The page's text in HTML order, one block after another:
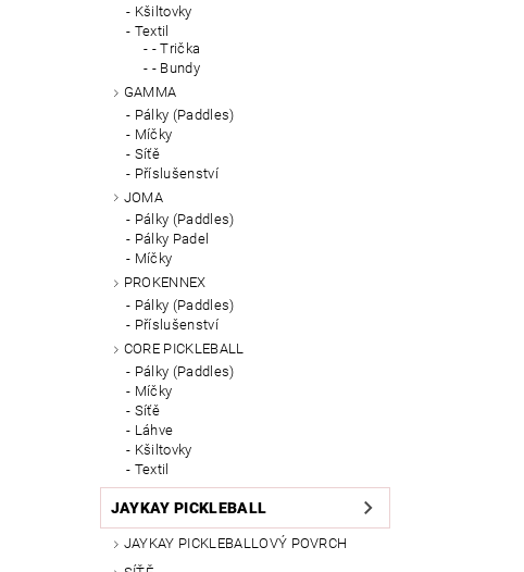
Kšiltovky
Textil
- Trička
- Bundy
GAMMA
Pálky (Paddles)
Míčky
Síťě
Příslušenství
JOMA
Pálky (Paddles)
Pálky Padel
Míčky
PROKENNEX
Pálky (Paddles)
Příslušenství
CORE PICKLEBALL
Pálky (Paddles)
Míčky
Síťě
Láhve
Kšiltovky
Textil
JAYKAY PICKLEBALL
JAYKAY PICKLEBALLOVÝ POVRCH